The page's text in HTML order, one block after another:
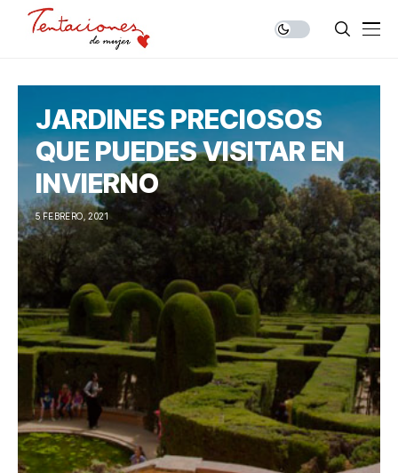
JARDINES PRECIOSOS
QUE PUEDES VISITAR EN
INVIERNO
5 FEBRERO, 2021